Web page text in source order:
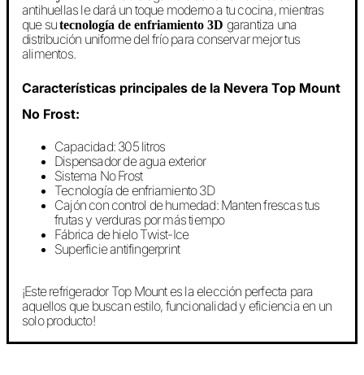
antihuellas le dará un toque moderno a tu cocina, mientras
que sutecnología de enfriamiento 3D garantiza una
distribución uniforme del frío para conservar mejor tus
alimentos.
Características principales de la Nevera Top Mount
No Frost:
Capacidad: 305 litros
Dispensador de agua exterior
Sistema No Frost
Tecnología de enfriamiento 3D
Cajón con control de humedad: Manten frescas tus
frutas y verduras por más tiempo
Fábrica de hielo Twist-Ice
Superficie antifingerprint
¡Este refrigerador Top Mount es la elección perfecta para
aquellos que buscan estilo, funcionalidad y eficiencia en un
solo producto!